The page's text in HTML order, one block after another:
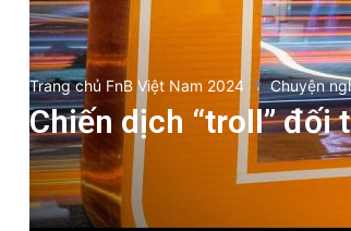
Trang chủ FnB Việt Nam 2024 Chuyện
Chiến dịch “troll” đối